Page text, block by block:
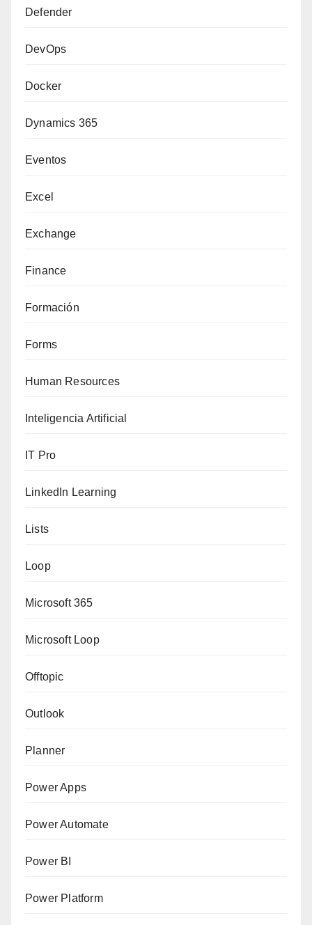
Defender
DevOps
Docker
Dynamics 365
Eventos
Excel
Exchange
Finance
Formación
Forms
Human Resources
Inteligencia Artificial
IT Pro
LinkedIn Learning
Lists
Loop
Microsoft 365
Microsoft Loop
Offtopic
Outlook
Planner
Power Apps
Power Automate
Power BI
Power Platform